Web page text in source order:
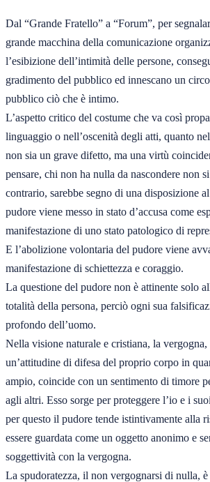
Dal “Grande Fratello” a “Forum”, per
grande macchina della comunicazione
l’esibizione dell’intimità delle persone,
gradimento del pubblico ed innescano un
pubblico ciò che è intimo.
L’aspetto critico del costume che va così
linguaggio o nell’oscenità degli atti, quanto
non sia un grave difetto, ma una virtù
pensare, chi non ha nulla da nascondere non
contrario, sarebbe segno di una disposizione
pudore viene messo in stato d’accusa come
manifestazione di uno stato patologico di
E l’abolizione volontaria del pudore viene
manifestazione di schiettezza e coraggio.
La questione del pudore non è attinente solo
totalità della persona, perciò ogni sua
profondo dell’uomo.
Nella visione naturale e cristiana, la
un’attitudine di difesa del proprio corpo in
ampio, coincide con un sentimento di timore
agli altri. Esso sorge per proteggere l’io e i
per questo il pudore tende istintivamente alla
essere guardata come un oggetto anonimo e
soggettività con la vergogna.
La spudoratezza, il non vergognarsi di nulla,